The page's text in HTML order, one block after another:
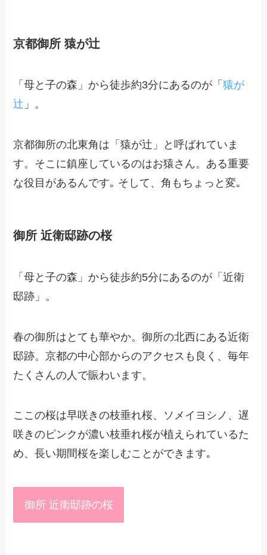
京都御所 猿が辻
「母と子の森」から徒歩約3分にあるのが「猿が
辻 」。
京都御所の北東角は「猿が辻」と呼ばれていま
す。そこに鎮座しているのはお猿さん。ある重要
な役目があるんです｡ そして、角もちょっと変｡
御所 近衛邸跡の桜
「母と子の森」から徒歩約5分にあるのが「近衛
邸跡」。
春の御所はとても華やか。御所の北西にある近衛
邸跡。京都の中心部からのアクセスも良く、毎年
たくさんの人で賑わいます。
ここの桜は早咲きの枝垂れ桜、ソメイヨシノ、遅
咲きのピンクが濃い枝垂れ桜が植えられているた
め、長い期間桜を楽しむことができます｡
御所 近衛邸跡の桜